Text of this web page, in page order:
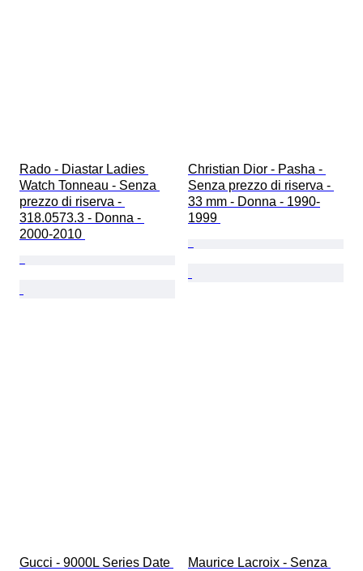
Rado - Diastar Ladies
Watch Tonneau - Senza
prezzo di riserva -
318.0573.3 - Donna -
2000-2010
Christian Dior - Pasha -
Senza prezzo di riserva -
33 mm - Donna - 1990-
1999
Gucci - 9000L Series Date
Maurice Lacroix - Senza